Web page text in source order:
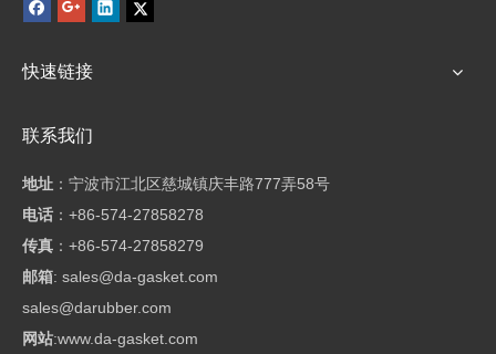
快速链接
联系我们
地址 ： 宁波市江北区慈城镇庆丰路777弄58号
电话 ：+86-574-27858278
传真 ：+86-574-27858279
邮箱: sales@da-gasket.com
sales@darubber.com
网站:www.da-gasket.com